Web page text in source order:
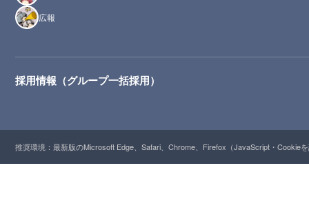
広報
採用情報（グループ一括採用）
推奨環境：最新版のMicrosoft Edge、Safari、Chrome、Firefox（JavaScript・Cookie